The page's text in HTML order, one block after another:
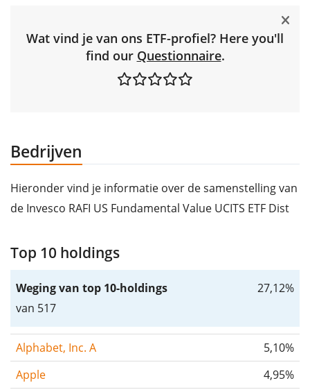
Wat vind je van ons ETF-profiel? Here you'll
find our Questionnaire.
Bedrijven
Hieronder vind je informatie over de samenstelling van
de Invesco RAFI US Fundamental Value UCITS ETF Dist
Top 10 holdings
Weging van top 10-holdings
van 517
27,12%
Alphabet, Inc. A
5,10%
Apple
4,95%